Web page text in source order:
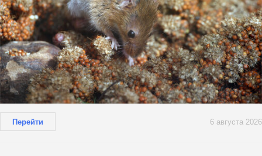
Перейти 6 августа 2026